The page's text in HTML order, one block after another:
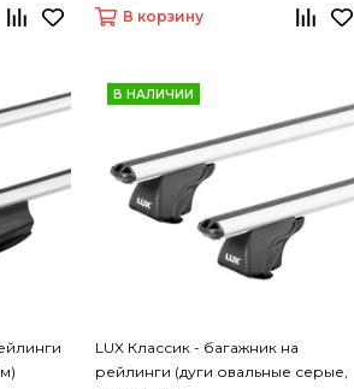
В корзину
В НАЛИЧИИ
LUX Классик - багажник на
рейлинги (дуги овальные серые,